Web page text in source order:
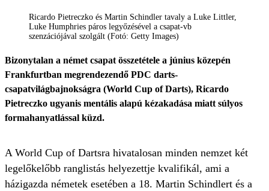
Ricardo Pietreczko és Martin Schindler tavaly a Luke Littler,
Luke Humphries páros legyőzésével a csapat-vb
szenzációjával szolgált (Fotó: Getty Images)
Bizonytalan a német csapat összetétele a június közepén
Frankfurtban megrendezendő PDC darts-
csapatvilágbajnokságra (World Cup of Darts), Ricardo
Pietreczko ugyanis mentális alapú kézakadása miatt súlyos
formahanyatlással küzd.
A World Cup of Dartsra hivatalosan minden nemzet két
legelőkelőbb ranglistás helyezettje kvalifikál, ami a
házigazda németek esetében a 18. Martin Schindlert és a